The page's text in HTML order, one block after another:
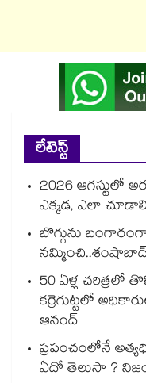
లేటెస్ట్
2026 ఆగస్టులో
ఎక్కడ, ఎలా
బొగ్గును
50 ఏళ్ల
కర్రెగుట్టలో
ఆనంద్
ప్రపంచంలోనే
ఏదో తెలుసా ?